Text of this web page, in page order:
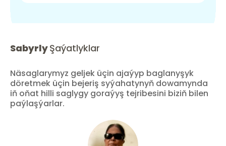
SabyrlyŞaýatlyklar
Näsaglarymyz geljek üçin ajaýyp baglanyşyk
döretmek üçin bejeriş syýahatynyň dowamynda
iň oňat hilli saglygy goraýyş tejribesini biziň bilen
paýlaşýarlar.